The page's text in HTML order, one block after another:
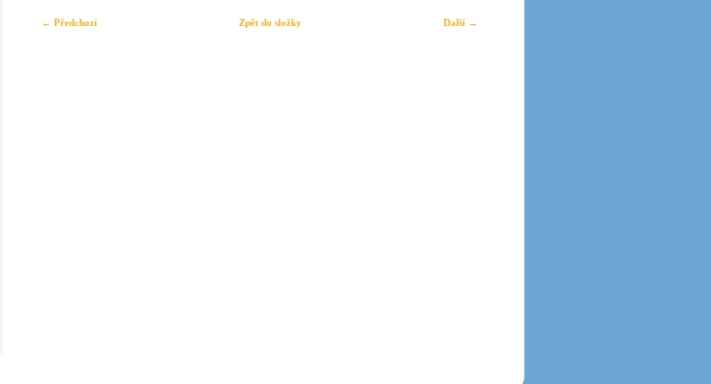
← Předchozí Další →
Zpět do složky